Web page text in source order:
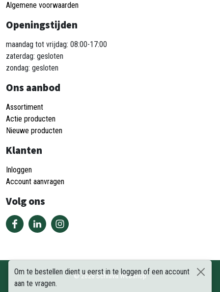
Om te bestellen dient u eerst in te loggen of een account
aan te vragen.
Algemene voorwaarden
Openingstijden
maandag tot vrijdag: 08:00-17:00
zaterdag: gesloten
zondag: gesloten
Ons aanbod
Assortiment
Actie producten
Nieuwe producten
Klanten
Inloggen
Account aanvragen
Volg ons
©2026Schiava Webshop